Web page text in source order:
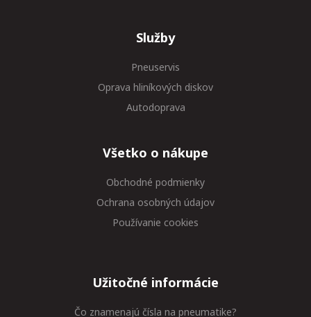
Služby
Pneuservis
Oprava hliníkových diskov
Autodoprava
Všetko o nákupe
Obchodné podmienky
Ochrana osobných údajov
Používanie cookies
Užitočné informácie
Čo znamenajú čísla na pneumatike?